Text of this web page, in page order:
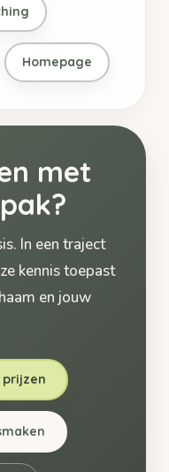
Homepage
met
In een traject
kennis toepast
en jouw